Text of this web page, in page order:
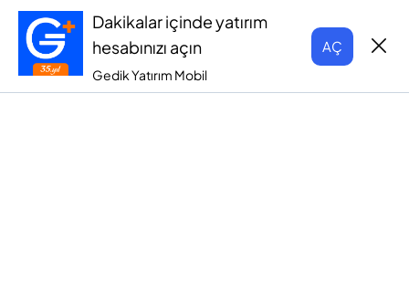
Dakikalar içinde yatırım
hesabınızı açın
Gedik Yatırım Mobil
AÇ